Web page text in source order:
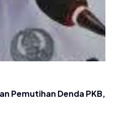
Pemutihan Denda PKB,